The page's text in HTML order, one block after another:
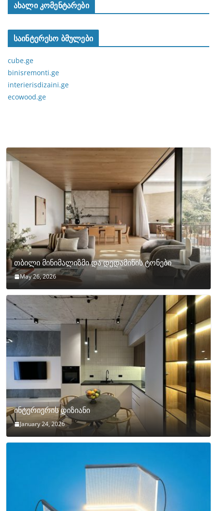
ახალი კომენტარები
საინტერესო ბმულები
cube.ge
binisremonti.ge
interierisdizaini.ge
ecowood.ge
თბილი მინიმალიზმი და დედამიწის ტონები
May 26, 2026
ინტერიერის დიზიანი
January 24, 2026